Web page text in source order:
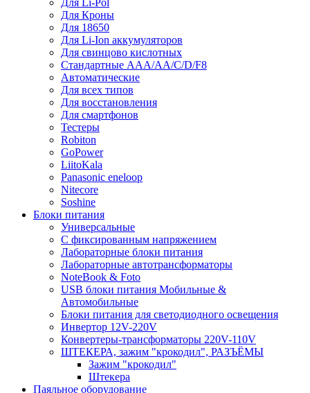
Для Li-Pol
Для Кроны
Для 18650
Для Li-Ion аккумуляторов
Для свинцово кислотных
Стандартные ААА/АА/С/D/F8
Автоматические
Для всех типов
Для восстановления
Для смартфонов
Тестеры
Robiton
GoPower
LiitoKala
Panasonic eneloop
Nitecore
Soshine
Блоки питания
Универсальные
C фиксированным напряжением
Лабораторные блоки питания
Лабораторные автотрансформаторы
NoteBook & Foto
USB блоки питания Мобильные &
Автомобильные
Блоки питания для светодиодного освещения
Инвертор 12V-220V
Конвертеры-трансформаторы 220V-110V
ШТЕКЕРА, зажим "крокодил", РАЗЪЁМЫ
Зажим "крокодил"
Штекера
Паяльное оборудование